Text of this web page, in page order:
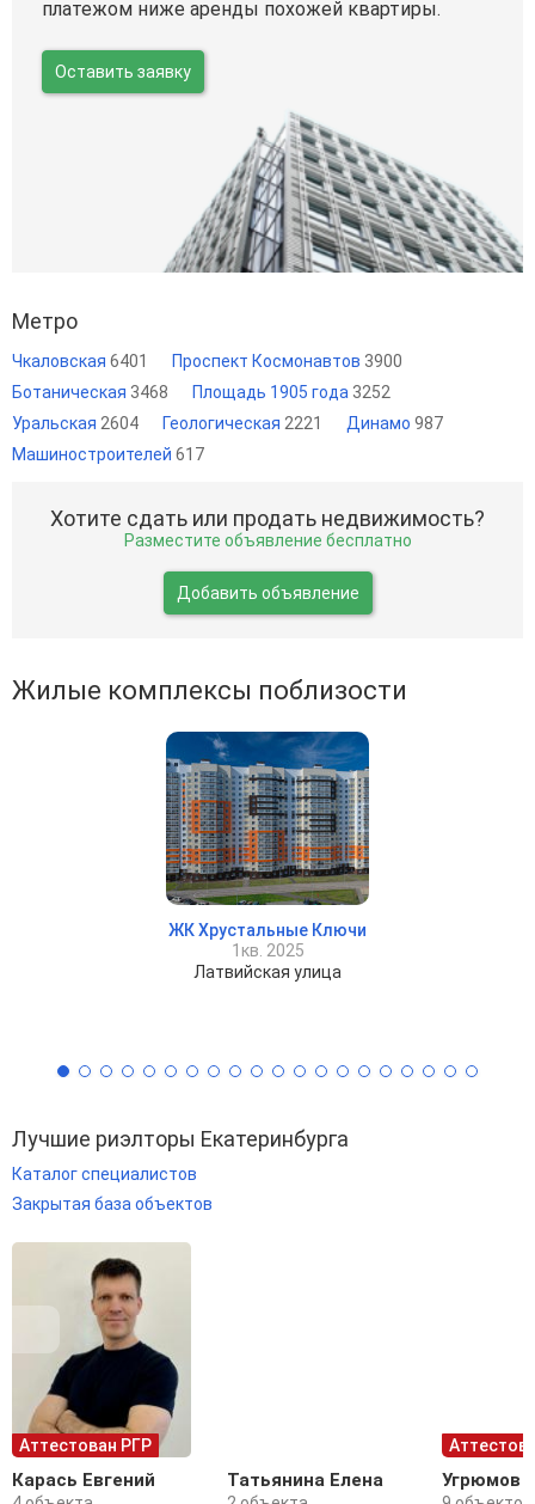
платежом ниже аренды похожей квартиры.
Оставить заявку
Метро
Чкаловская 6401 Проспект Космонавтов 3900
Ботаническая 3468 Площадь 1905 года 3252
Уральская 2604 Геологическая 2221 Динамо 987
Машиностроителей 617
Хотите сдать или продать недвижимость?
Разместите объявление бесплатно
Добавить объявление
Жилые комплексы поблизости
ЖК Хрустальные Ключи
1кв. 2025
Латвийская улица
Лучшие риэлторы Екатеринбурга
Каталог специалистов
Закрытая база объектов
Аттестован РГР
Карась Евгений Татьянина Елена Угрюмов